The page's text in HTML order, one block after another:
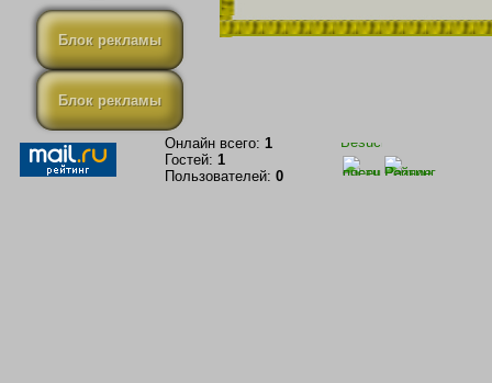
Блок рекламы
Блок рекламы
Онлайн всего: 1
Гостей: 1
Пользователей: 0